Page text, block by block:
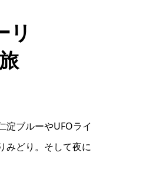
リ
淀ブルーやUFOライ
みどり。そして夜に